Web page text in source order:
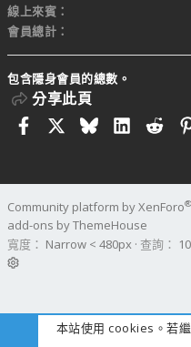
線上來賓
會員總計
包含隱身會員的總數。
分享此頁
FacebookBluesky
Community platform by XenForo®
add-ons by ThemeHouse
寬度
查詢 10
本站使用 cookies。若